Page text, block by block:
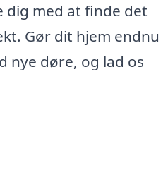
dig med at finde det
Gør dit hjem endnu
nye døre, og lad os